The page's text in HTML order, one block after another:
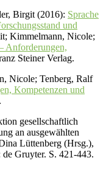
Birgit (2016): Sprache
und
Kimmelmann, Nicole;
Anforderungen,
Steiner Verlag.
Nicole; Tenberg, Ralf
Kompetenzen und
gesellschaftlich
an ausgewählten
Lüttenberg (Hrsg.),
Gruyter. S. 421-443.